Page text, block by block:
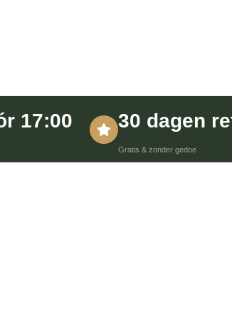
17:00 30 dagen
Gratis & zonder gedoe